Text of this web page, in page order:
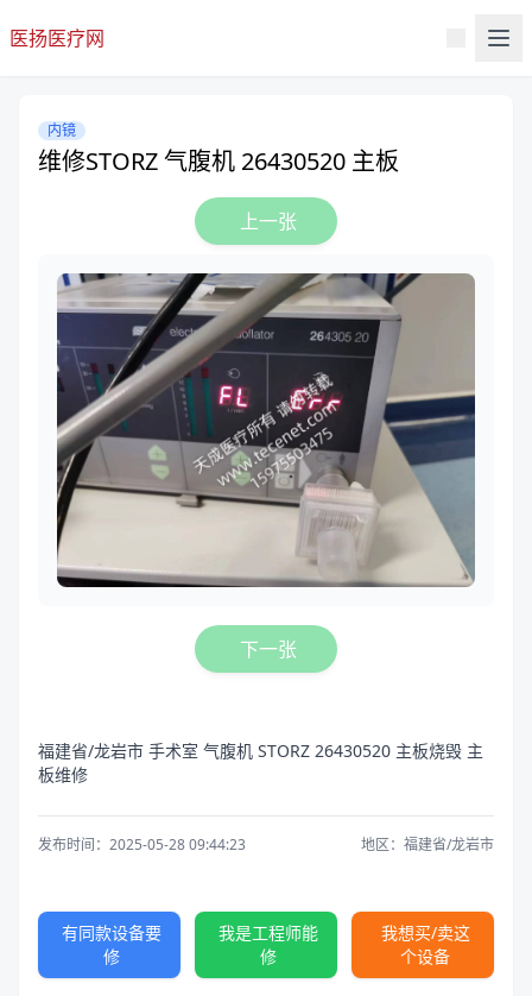
医扬医疗网
内镜
维修STORZ 气腹机 26430520 主板
上一张
下一张
福建省/龙岩市 手术室 气腹机 STORZ 26430520 主板烧毁 主
板维修
发布时间：2025-05-28 09:44:23 地区：福建省/龙岩市
有同款设备要
修
我是工程师能
修
我想买/卖这
个设备